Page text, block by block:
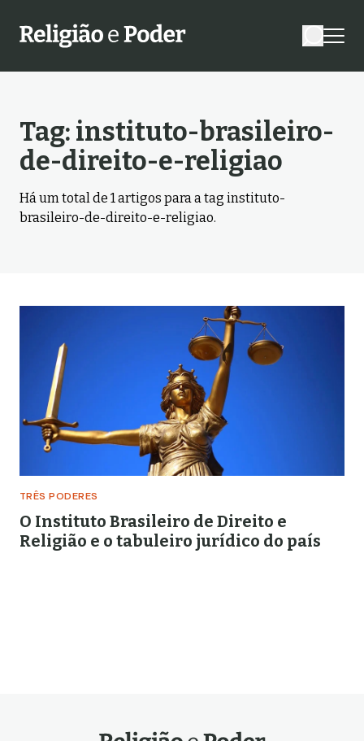
Tag: instituto-brasileiro-
de-direito-e-religiao
Há um total de 1artigos para a tag instituto-
brasileiro-de-direito-e-religiao.
TRÊS PODERES
O Instituto Brasileiro de Direito e
Religião e o tabuleiro jurídico do país